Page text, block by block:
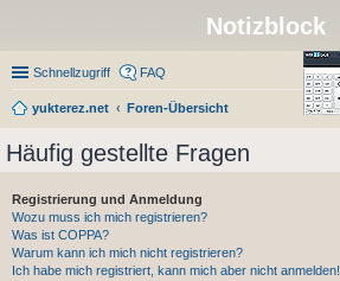
Notizblock
Schnellzugriff FAQ
yukterez.net
Foren-Übersicht
Häufig gestellte Fragen
Registrierung und Anmeldung
Wozu muss ich mich registrieren?
Was ist COPPA?
Warum kann ich mich nicht registrieren?
Ich habe mich registriert, kann mich aber nicht anmelden!